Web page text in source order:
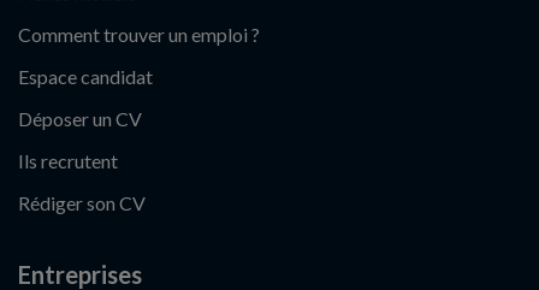
Comment trouver un emploi ?
Espace candidat
Déposer un CV
Ils recrutent
Rédiger son CV
Entreprises